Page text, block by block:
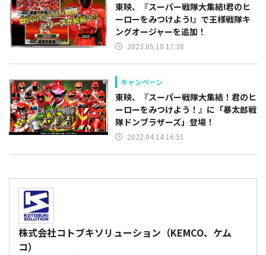
東映、『スーパー戦隊大集結!君のヒ
ーローをみつけよう!』で王様戦隊キ
ングオージャーを追加！
2023.05.10 17:38
キャンペーン
東映、『スーパー戦隊大集結！君のヒ
ーローをみつけよう！』に「暴太郎戦
隊ドンブラザーズ」登場！
2022.04.14 16:51
株式会社コトブキソリューション（KEMCO、ケム
コ）